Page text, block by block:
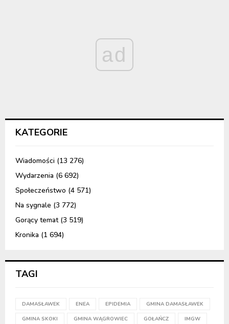
ad
KATEGORIE
Wiadomości (13 276)
Wydarzenia (6 692)
Społeczeństwo (4 571)
Na sygnale (3 772)
Gorący temat(3 519)
Kronika (1 694)
TAGI
DAMASŁAWEK ENEA EPIDEMIA GMINA DAMASŁAWEK
GMINA SKOKI GMINA WĄGROWIEC GOŁAŃCZ IMGW